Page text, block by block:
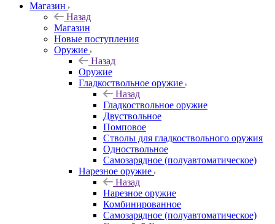
Магазин
Назад
Магазин
Новые поступления
Оружие
Назад
Оружие
Гладкоствольное оружие
Назад
Гладкоствольное оружие
Двуствольное
Помповое
Стволы для гладкоствольного оружия
Одноствольное
Самозарядное (полуавтоматическое)
Нарезное оружие
Назад
Нарезное оружие
Комбинированное
Самозарядное (полуавтоматическое)